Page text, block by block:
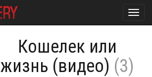
Кошелек или
жизнь (видео) (3)